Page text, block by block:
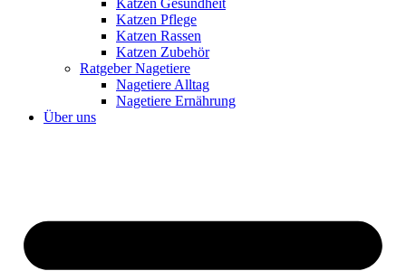
Katzen Pflege
Katzen Rassen
Katzen Zubehör
Ratgeber Nagetiere
Nagetiere Alltag
Nagetiere Ernährung
Über uns